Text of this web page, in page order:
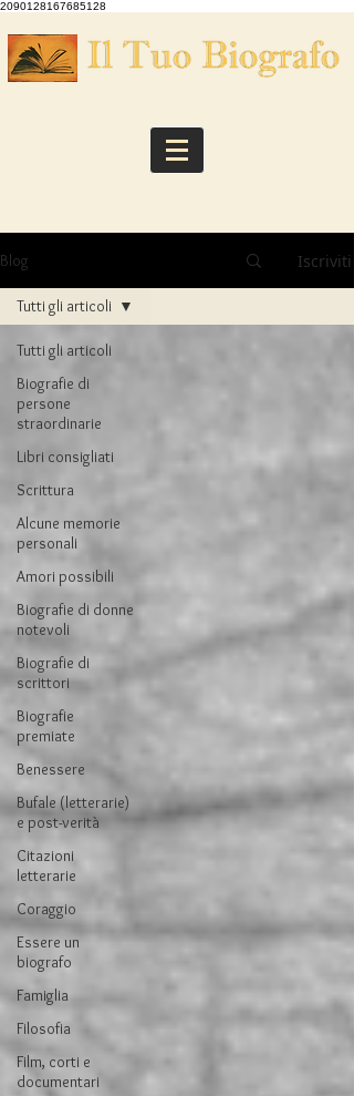
2090128167685128
Blog Iscriviti
Tutti gli articoli
Biografie di
persone
straordinarie
Libri consigliati
Scrittura
Alcune memorie
personali
Amori possibili
Biografie di donne
notevoli
Biografie di
scrittori
Biografie
premiate
Benessere
Bufale (letterarie)
e post-verità
Citazioni
letterarie
Coraggio
Essere un
biografo
Famiglia
Filosofia
Film, corti e
documentari
Tutti gli articoli